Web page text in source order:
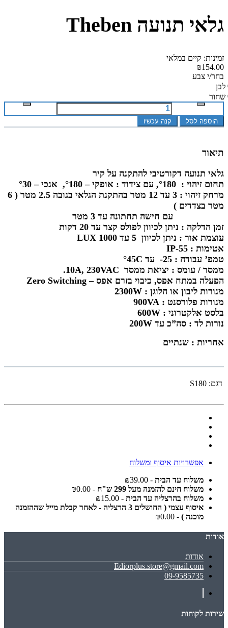
גלאי תנועה Theben
זמינות: קיים במלאי
₪154.00
בחר/י צבע
לבן
שחור
הוספה לסל קנה עכשיו
תיאור
גלאי תנועה דקורטיבי להתקנה על קיר
תחום זיהוי : °180
, עם צידוד : אופקי – °180, אנכי – °30
מרחק זיהוי : 3 עד 12 מטר בהתקנת הגלאי
בגובה 2.5 מטר ( 6
מטר בצדדים )
עם חישה תחתונה עד 3 מטר
זמן הדלקה : ניתן לכיוון לפולס קצר עד 20 דקות
עוצמת אור : ניתן לכיוון 5 עד 1000 LUX
אטימות : IP-55
טמפ’ עבודה : 25- עד °45C
ממסר / עומס : יציאת ממסר 10A, 230VAC.
הפעלה במתח אפס, כיבוי בזרם אפס – Zero Switching
מנורות ליבון או הלוגן : 2300W
מנורות פלורסנט : 900VA
בלסט אלקטרוני : 600W
נורות לד : סה”כ עד 200W
אחריות : שנתיים
דגם: S180
אפשרויות איסוף ומשלוח
משלוח עד הבית - ₪39.00
משלוח חינם להזמנה מעל 299 ש"ח
- ₪0.00
משלוח בהרצליה עד הבית - ₪15.00
איסוף עצמי ( החושלים 3 הרצליה - לאחר קבלת מייל שההזמנה
מוכנה ) - ₪0.00
אודות
אודות
Ediorplus.store@gmail.com
09-9585735
שירות לקוחות